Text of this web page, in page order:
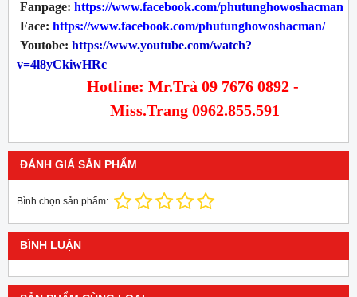
Fanpage: https://www.facebook.com/phutunghowoshacman
Face: https://www.facebook.com/phutunghowoshacman/
Youtobe: https://www.youtube.com/watch?
v=4l8yCkiwHRc
Hotline: Mr.Trà 09 7676 0892 -
Miss.Trang 0962.855.591
ĐÁNH GIÁ SẢN PHẨM
Bình chọn sản phẩm:
BÌNH LUẬN